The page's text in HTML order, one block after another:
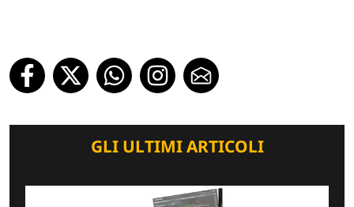
GLI ULTIMI ARTICOLI